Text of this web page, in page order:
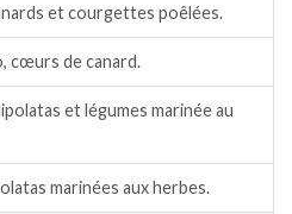
et courgettes poêlées.
cœurs de canard.
et légumes marinée au
marinées aux herbes.